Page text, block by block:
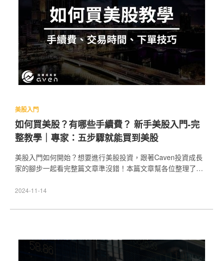
美股入門
如何買美股？有哪些手續費？ 新手美股入門-完
整教學｜專家：五步驟就能買到美股
美股入門如何開始？想要進行美股投資，跟著Caven投資成長
家的腳步一起看完整篇文章準沒錯！本篇文章幫各位整理了美
股投資推薦以及美股入門的常見問題。若想多了解美股投資相
比特幣現貨ETF是什麼兩篇文章
2024-11-14